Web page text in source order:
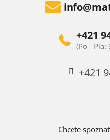
info@
+421
+421
Chcete